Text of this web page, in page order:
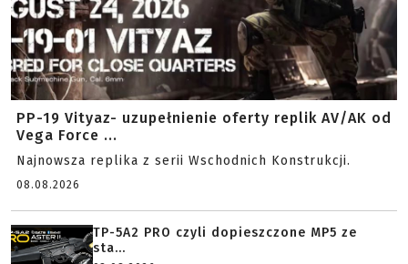
PP-19 Vityaz- uzupełnienie oferty replik AV/AK od
Vega Force ...
Najnowsza replika z serii Wschodnich Konstrukcji.
08.08.2026
TP-5A2 PRO czyli dopieszczone MP5 ze
sta...